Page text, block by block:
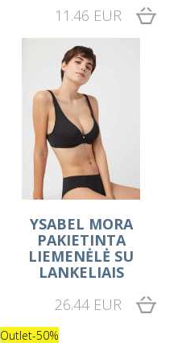
11.46 EUR
YSABEL MORA
PAKIETINTA
LIEMENĖLĖ SU
LANKELIAIS
26.44 EUR
Outlet-50%